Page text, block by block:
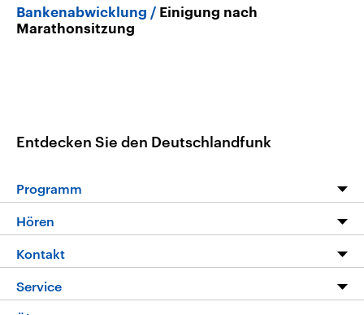
Bankenabwicklung
Einigung nach
Marathonsitzung
Entdecken Sie den Deutschlandfunk
Programm
Programm
Die Nachrichten
Nachrichtenleicht
Hören
Livestream
Podcasts
Kontakt
Hörerservice
Service